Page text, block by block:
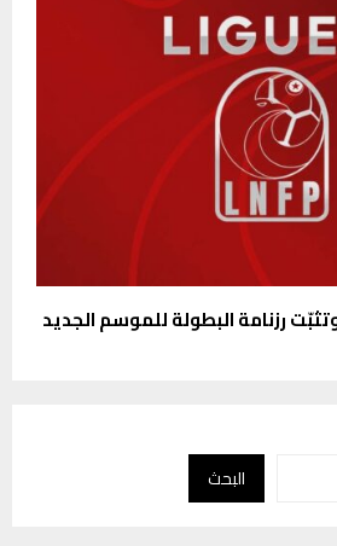
رزنامة البطولة للموسم الجديد
البحث